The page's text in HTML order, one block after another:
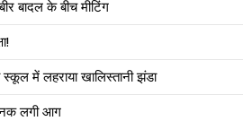
बादल के बीच मीटिंग
में लहराया खालिस्तानी झंडा
लगी आग